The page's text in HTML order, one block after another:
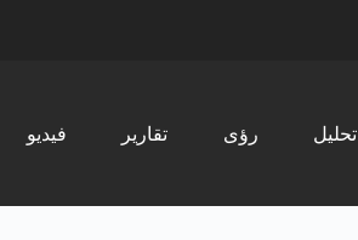
فیدیو تقارير رؤى تحليل